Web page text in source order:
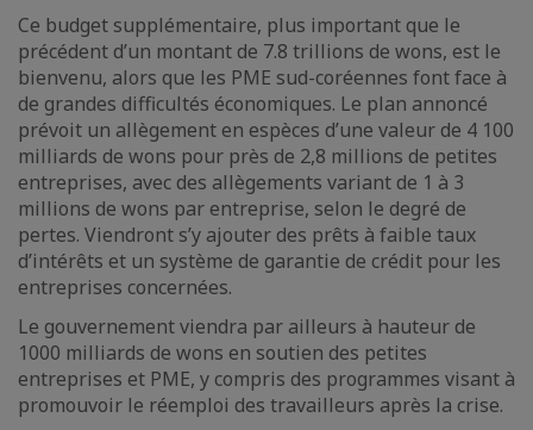
Ce budget supplémentaire, plus important que le
précédent d’un montant de 7.8 trillions de wons, est le
bienvenu, alors que les PME sud-coréennes font face à
de grandes difficultés économiques. Le plan annoncé
prévoit un allègement en espèces d’une valeur de 4 100
milliards de wons pour près de 2,8 millions de petites
entreprises, avec des allègements variant de 1 à 3
millions de wons par entreprise, selon le degré de
pertes. Viendront s’y ajouter des prêts à faible taux
d’intérêts et un système de garantie de crédit pour les
entreprises concernées.
Le gouvernement viendra par ailleurs à hauteur de
1000 milliards de wons en soutien des petites
entreprises et PME, y compris des programmes visant à
promouvoir le réemploi des travailleurs après la crise.